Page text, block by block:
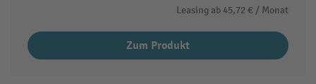
Leasing ab 45,72 € / Monat
Zum Produkt